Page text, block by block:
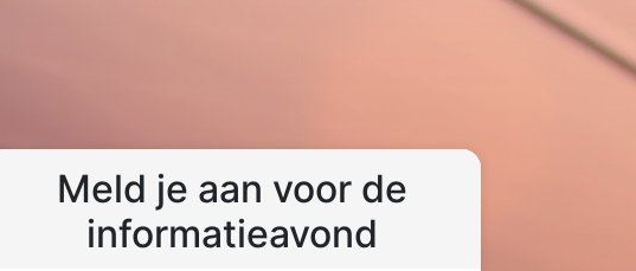
Meld je aan voor de
informatieavond